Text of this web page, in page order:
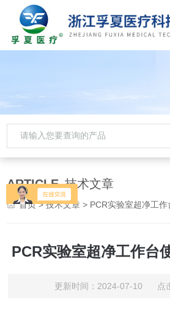
ARTICLE 技术文章
首页>技术文章 > PCR实验室超净工
PCR实验室超净工作台
更新时间：2024-07-10 点